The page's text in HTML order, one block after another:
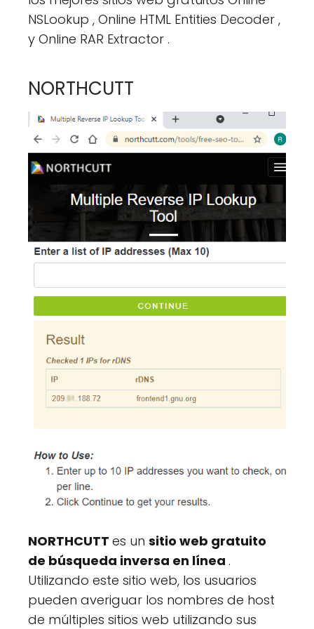
NSLookup , Online HTML Entities Decoder ,
y Online RAR Extractor .
NORTHCUTT
NORTHCUTT es un sitio web gratuito
de búsqueda inversa en línea .
Utilizando este sitio web, los usuarios
pueden averiguar los nombres de host
de múltiples sitios web utilizando sus